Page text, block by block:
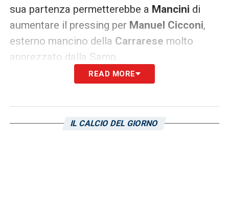
sua partenza permetterebbe a Mancini di
aumentare il pressing per Manuel Cicconi,
esterno mancino della Carrarese molto
apprezzato dalla Samp.
READ MORE
IL CALCIO DEL GIORNO